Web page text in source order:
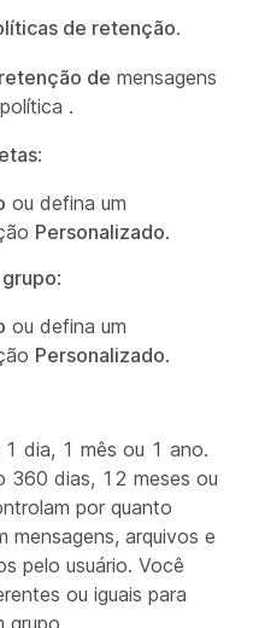
de retenção.
de mensagens
política .
:
ou defina um
Personalizado.
:
ou defina um
Personalizado.
1 dia, 1 mês ou 1 ano.
360 dias, 12 meses ou
por quanto
mensagens, arquivos e
pelo usuário. Você
ou iguais para